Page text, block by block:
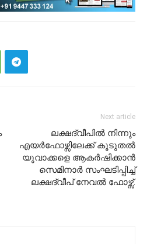
Next article
ലക്ഷദ്വീപിൽ നിന്നും
എയർഫോഴ്സിലേക്ക് കൂടുതൽ
യുവാക്കളെ ആകർഷിക്കാൻ
സെമിനാർ സംഘടിപ്പിച്ച്
ലക്ഷദ്വീപ് നേവൽ ഫോഴ്സ്.